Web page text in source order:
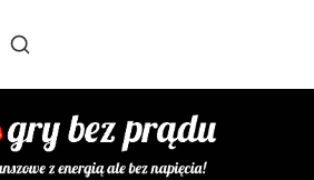
w koszyku: 0. Zobacz szczegóły
Otwórz wyszukiwarkę